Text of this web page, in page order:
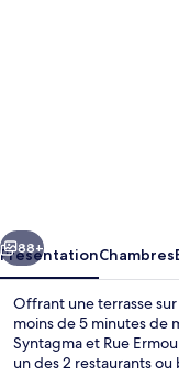
Suivant
88+
PrésentationChambres
Offrant une terrasse
moins de 5 minutes de
Syntagma et Rue
un des 2 restaurants